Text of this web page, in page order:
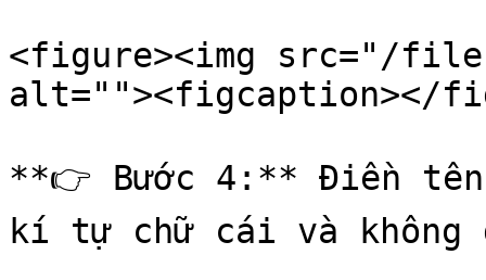
<figure><img src="/files/
alt=""><figcaption></
**👉 Bước 4:** Điền
kí tự chữ cái và không